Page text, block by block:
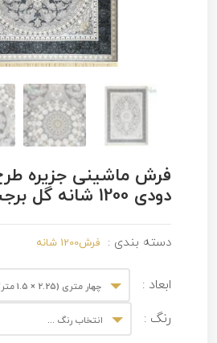
فرش ماشینی جزیره
دودی 1200 شانه گل برجسته
دسته بندی : فرش1200 شانه
ابعاد : چهار متری (2.25 × 1.5 متر)
رنگ : انتخاب رنگ ...